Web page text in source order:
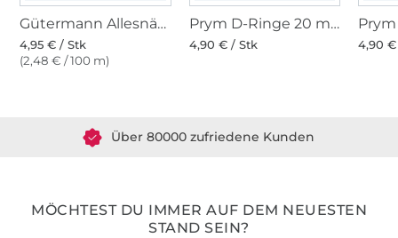
Gütermann Allesnäher (322) royalblau
4,95 € / Stk
(2,48 € / 100 m)
Prym D-Ringe 20 mm silber
4,90 € / Stk 4,90
Über 80000 zufriedene Kunden
MÖCHTEST DU IMMER AUF DEM NEUESTEN
STAND SEIN?